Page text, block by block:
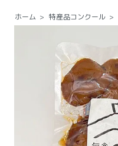
ホーム > 特産品コンクール >